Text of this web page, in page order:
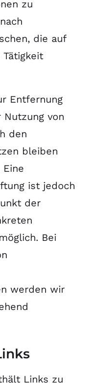
zu
die auf
Entfernung
von
den
bleiben
ist jedoch
der
Bei
werden wir
Links zu